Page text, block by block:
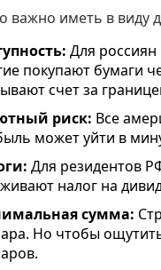
важно иметь в виду
Для россиян
покупают бумаги
счет за
риск: Все
может уйти в
Для резидентов
налог на
сумма:
Но чтобы